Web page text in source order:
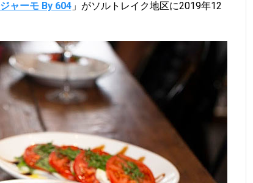
ャーモ By 604」がソルトレイク地区に2019年12